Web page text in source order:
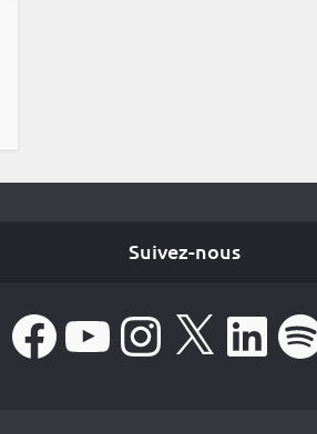
Suivez-nous
Facebook Instagram
X LinkedIn Spotify